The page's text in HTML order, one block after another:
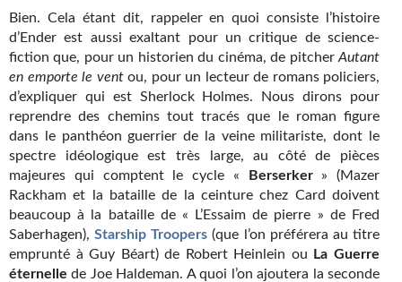
Nouvelles
Bifrost
Livres audio
Gratuit
Sans DRM
BIFROST
Tous les numéros
Bien. Cela étant dit, rappeler en quoi consiste l’histoire
d’Ender est aussi exaltant pour un critique de science-
fiction que, pour un historien du cinéma, de pitcher Autant
en emporte le ventou, pour un lecteur de romans policiers,
d’expliquer qui est Sherlock Holmes. Nous dirons pour
reprendre des chemins tout tracés que le roman figure
dans le panthéon guerrier de la veine militariste, dont le
spectre idéologique est très large, au côté de pièces
majeures qui comptent le cycle «
Berserker» (Mazer
Rackham et la bataille de la ceinture chez Card doivent
beaucoup à la bataille de « L’Essaim de pierre » de Fred
Saberhagen),Starship Troopers (que l’on préférera au titre
emprunté à Guy Béart) de Robert Heinlein ou
La Guerre
éternelle de Joe Haldeman. A quoi l’on ajoutera la seconde